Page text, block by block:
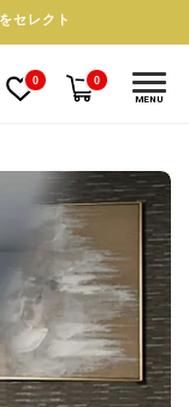
セレクト
0 0
MENU